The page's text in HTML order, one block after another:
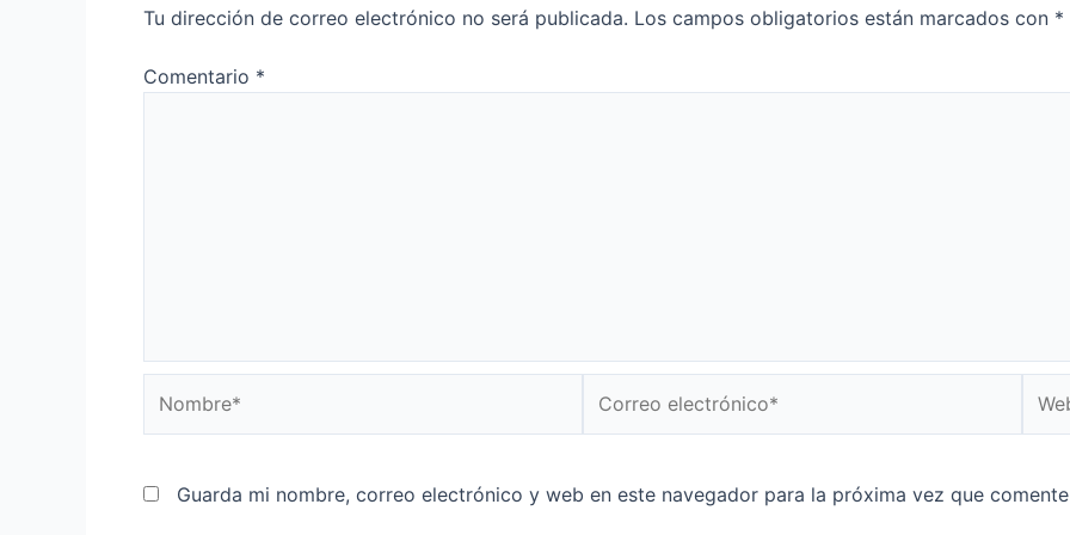
Tu dirección de correo electrónico no será publicada. Los campos obligatorios están marcados con *
Comentario *
electrónico*
Guarda mi nombre, correo electrónico y web en este navegador para la próxima vez que